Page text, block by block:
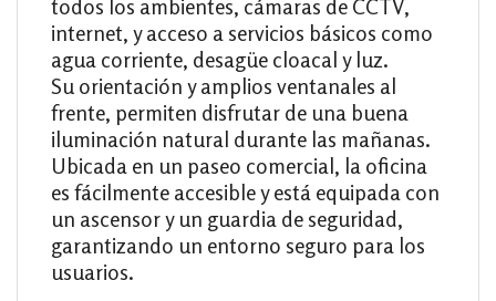
todos los ambientes, cámaras de CCTV,
internet, y acceso a servicios básicos como
agua corriente, desagüe cloacal y luz.
Su orientación y amplios ventanales al
frente, permiten disfrutar de una buena
iluminación natural durante las mañanas.
Ubicada en un paseo comercial, la oficina
es fácilmente accesible y está equipada con
un ascensor y un guardia de seguridad,
garantizando un entorno seguro para los
usuarios.